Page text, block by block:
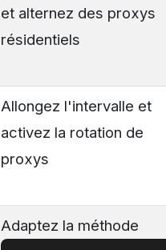
et alternez des proxys
résidentiels
Allongez l'intervalle et
activez la rotation de
proxys
Adaptez la méthode